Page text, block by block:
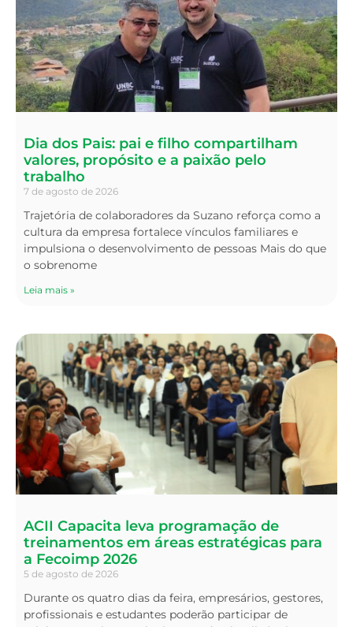
Dia dos Pais: pai e filho compartilham
valores, propósito e a paixão pelo
trabalho
7 de agosto de 2026
Trajetória de colaboradores da Suzano reforça como a
cultura da empresa fortalece vínculos familiares e
impulsiona o desenvolvimento de pessoas Mais do que
o sobrenome
Leia mais »
ACII Capacita leva programação de
treinamentos em áreas estratégicas para
a Fecoimp 2026
5 de agosto de 2026
Durante os quatro dias da feira, empresários, gestores,
profissionais e estudantes poderão participar de